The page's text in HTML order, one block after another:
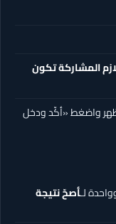
المشاركة تكون
واضغط «أكّد ودخل
لـأصحّ نتيجة